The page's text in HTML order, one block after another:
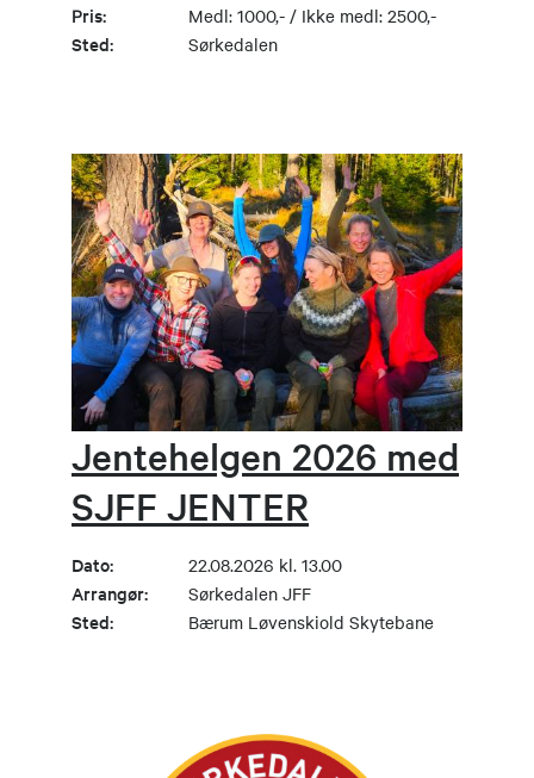
Pris: Medl: 1000,- / Ikke medl: 2500,-
Sted: Sørkedalen
Jentehelgen 2026 med
SJFF JENTER
Dato: 22.08.2026 kl. 13.00
Arrangør: Sørkedalen JFF
Sted: Bærum Løvenskiold Skytebane